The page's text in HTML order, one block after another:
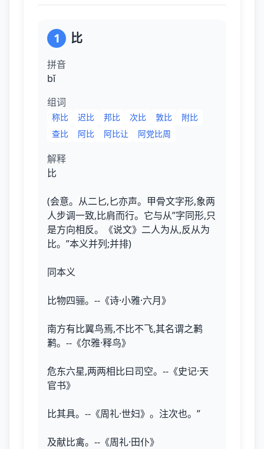
1 比
拼音
bǐ
组词
称比 迟比 邦比 次比 敦比
附比
查比
阿比 阿比让 阿党比周
解释
比
(会意。从二匕,匕亦声。甲骨文字形,象两
人步调一致,比肩而行。它与从”字同形,只
是方向相反。《说文》二人为从,反从为
比。”本义并列;并排)
同本义
比物四骊。--《诗·小雅·六月》
南方有比翼鸟焉,不比不飞,其名谓之鹣
鹣。--《尔雅·释鸟》
危东六星,两两相比曰司空。--《史记·天
官书》
比其具。--《周礼·世妇》。注次也。”
及献比禽。--《周礼·田仆》